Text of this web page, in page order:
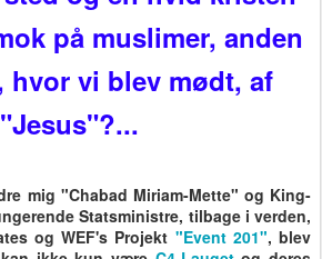
på muslimer, anden
hvor vi blev mødt, af
"Jesus"?...
mig "Chabad Miriam-Mette" og King-
Statsministre, tilbage i verden,
og WEF's Projekt "Event 201", blev